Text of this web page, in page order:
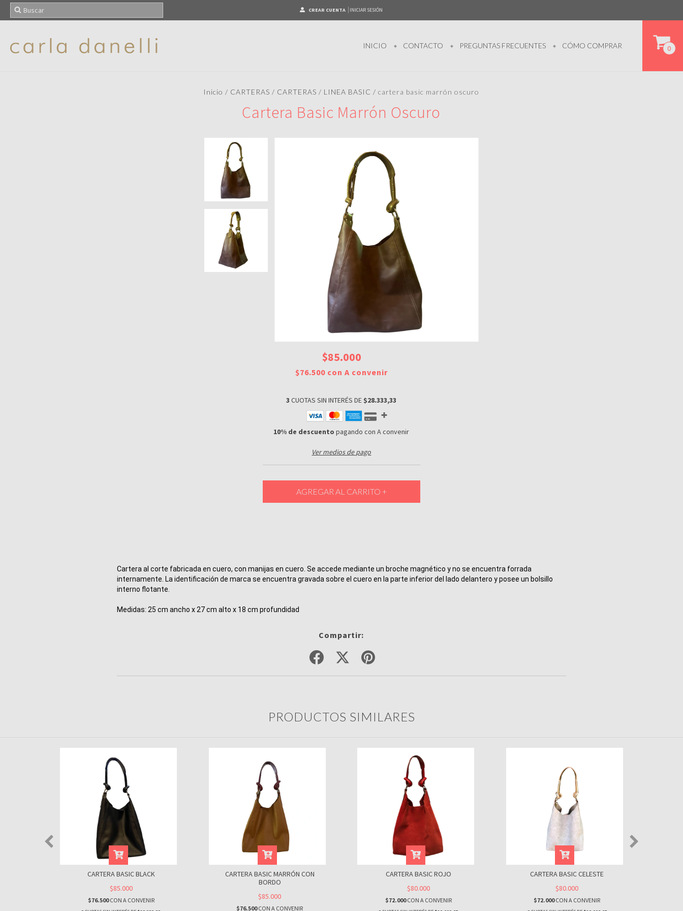
CREAR CUENTA INICIAR SESIÓN
INICIO CONTACTO PREGUNTAS FRECUENTES CÓMO COMPRAR 0
Inicio / CARTERAS / CARTERAS / LINEA BASIC / cartera basic marrón oscuro
Cartera Basic Marrón Oscuro
$85.000
$76.500 con A convenir
3 CUOTAS SIN INTERÉS DE $28.333,33
10% de descuento pagando con A convenir
Ver medios de pago
Cartera al corte fabricada en cuero, con manijas en cuero. Se accede mediante un broche magnético y no se encuentra forrada
internamente. La identificación de marca se encuentra gravada sobre el cuero en la parte inferior del lado delantero y posee un bolsillo
interno flotante.
Medidas: 25 cm ancho x 27 cm alto x 18 cm profundidad
Compartir:
PRODUCTOS SIMILARES
CARTERA BASIC BLACK
$85.000
$76.500CON A CONVENIR
CARTERA BASIC MARRÓN CON
BORDO
$85.000
$76.500CON A CONVENIR
CARTERA BASIC ROJO
$80.000
$72.000CON A CONVENIR
CARTERA BASIC CELESTE
$80.000
$72.000CON A CONVENIR